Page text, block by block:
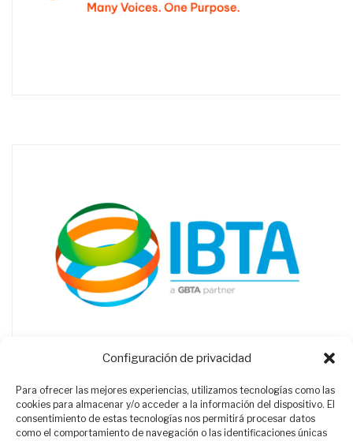
Configuración de privacidad
Para ofrecer las mejores experiencias, utilizamos tecnologías como las
cookies para almacenar y/o acceder a la información del dispositivo. El
consentimiento de estas tecnologías nos permitirá procesar datos
como el comportamiento de navegación o las identificaciones únicas